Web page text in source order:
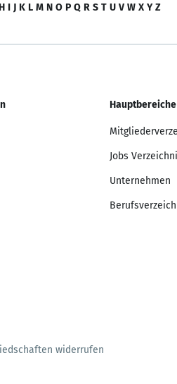
H I J K L M N O P Q R S T U V W X Y Z
Hauptbereiche
Jobs
Unternehmen
widerrufen